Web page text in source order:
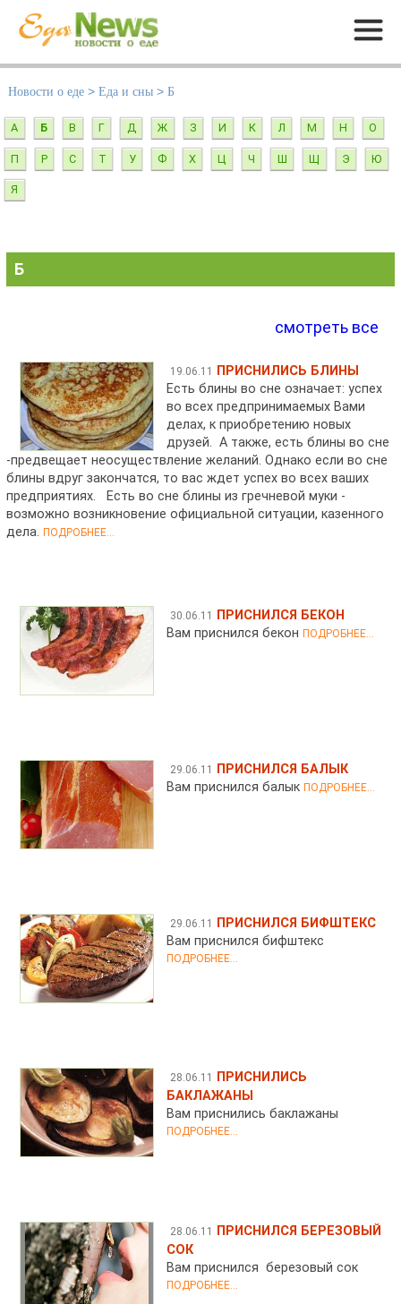
Меню
Новости о еде > Еда и сны > Б
А Б В Г Д Ж З И К Л М Н О
П Р С Т У Ф Х Ц Ч Ш Щ Э Ю
Я
Б
смотреть все
19.06.11
ПРИСНИЛИСЬ БЛИНЫ
Есть блины во сне означает: успех
во всех предпринимаемых Вами
делах, к приобретению новых
друзей. А также, есть блины во сне
-предвещает неосуществление желаний. Однако если во сне
блины вдруг закончатся, то вас ждет успех во всех ваших
предприятиях. Есть во сне блины из гречневой муки -
возможно возникновение официальной ситуации, казенного
дела.ПОДРОБНЕЕ...
30.06.11
ПРИСНИЛСЯ БЕКОН
Вам приснился бекон ПОДРОБНЕЕ...
29.06.11
ПРИСНИЛСЯ БАЛЫК
Вам приснился балык ПОДРОБНЕЕ...
29.06.11
ПРИСНИЛСЯ БИФШТЕКС
Вам приснился бифштекс
ПОДРОБНЕЕ...
28.06.11
ПРИСНИЛИСЬ
БАКЛАЖАНЫ
Вам приснились баклажаны
ПОДРОБНЕЕ...
28.06.11
ПРИСНИЛСЯ БЕРЕЗОВЫЙ
СОК
Вам приснился березовый сок
ПОДРОБНЕЕ...